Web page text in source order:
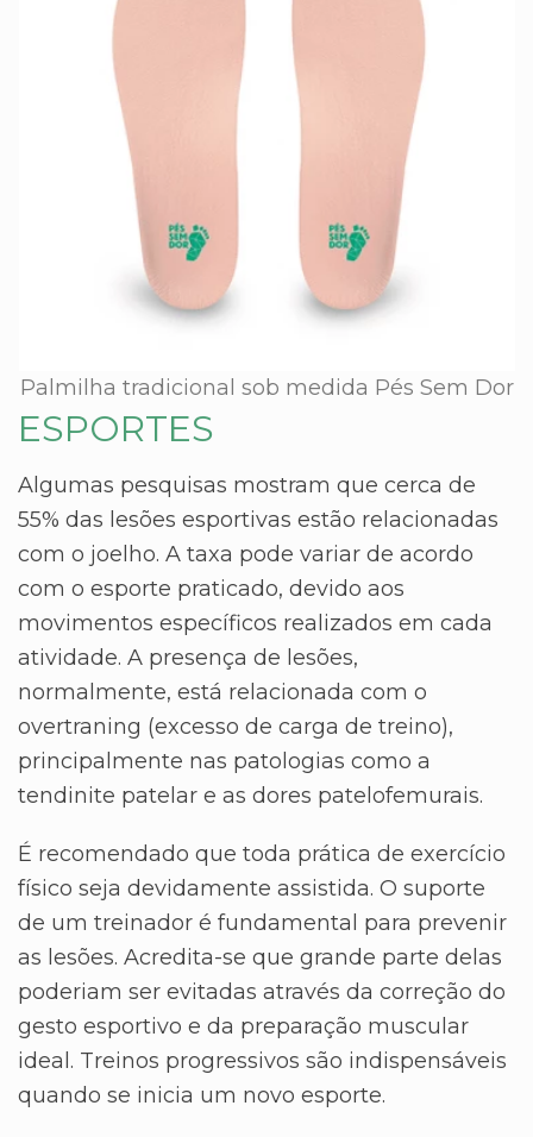
Palmilha tradicional sob medida Pés Sem Dor
ESPORTES
Algumas pesquisas mostram que cerca de
55% das lesões esportivas estão relacionadas
com o joelho. A taxa pode variar de acordo
com o esporte praticado, devido aos
movimentos específicos realizados em cada
atividade. A presença de lesões,
normalmente, está relacionada com o
overtraning (excesso de carga de treino),
principalmente nas patologias como a
tendinite patelar e as dores patelofemurais.
É recomendado que toda prática de exercício
físico seja devidamente assistida. O suporte
de um treinador é fundamental para prevenir
as lesões. Acredita-se que grande parte delas
poderiam ser evitadas através da correção do
gesto esportivo e da preparação muscular
ideal. Treinos progressivos são indispensáveis
quando se inicia um novo esporte.